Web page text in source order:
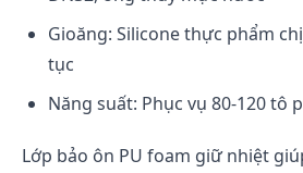
Gioăng: Silicone thực phẩm
tục
Năng suất: Phục vụ 80-120 tô
Lớp bảo ôn PU foam giữ nhiệt